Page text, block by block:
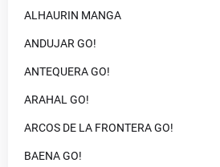
ALHAURIN MANGA
ANDUJAR GO!
ANTEQUERA GO!
ARAHAL GO!
ARCOS DE LA FRONTERA GO!
BAENA GO!